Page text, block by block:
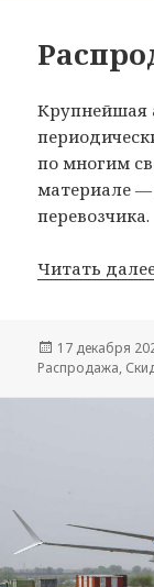
Крупнейшая
по многим
материале
перевозчика.
Читать
Опубликовано
17 декабря
Распродажа,